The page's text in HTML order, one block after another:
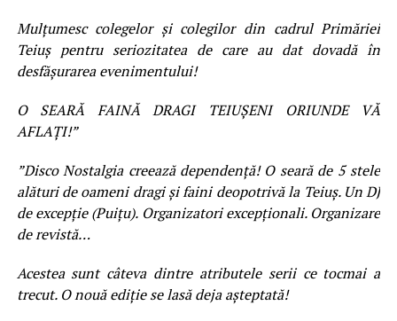
Mulțumesc colegelor și colegilor din cadrul Primăriei
Teiuș pentru seriozitatea de care au dat dovadă în
desfășurarea evenimentului!
O SEARĂ FAINĂ DRAGI TEIUȘENI ORIUNDE VĂ
AFLAȚI!”
”Disco Nostalgia creează dependență! O seară de 5 stele
alături de oameni dragi și faini deopotrivă la Teiuș. Un DJ
de excepție (Puițu). Organizatori excepționali. Organizare
de revistă…
Acestea sunt câteva dintre atributele serii ce tocmai a
trecut. O nouă ediție se lasă deja așteptată!